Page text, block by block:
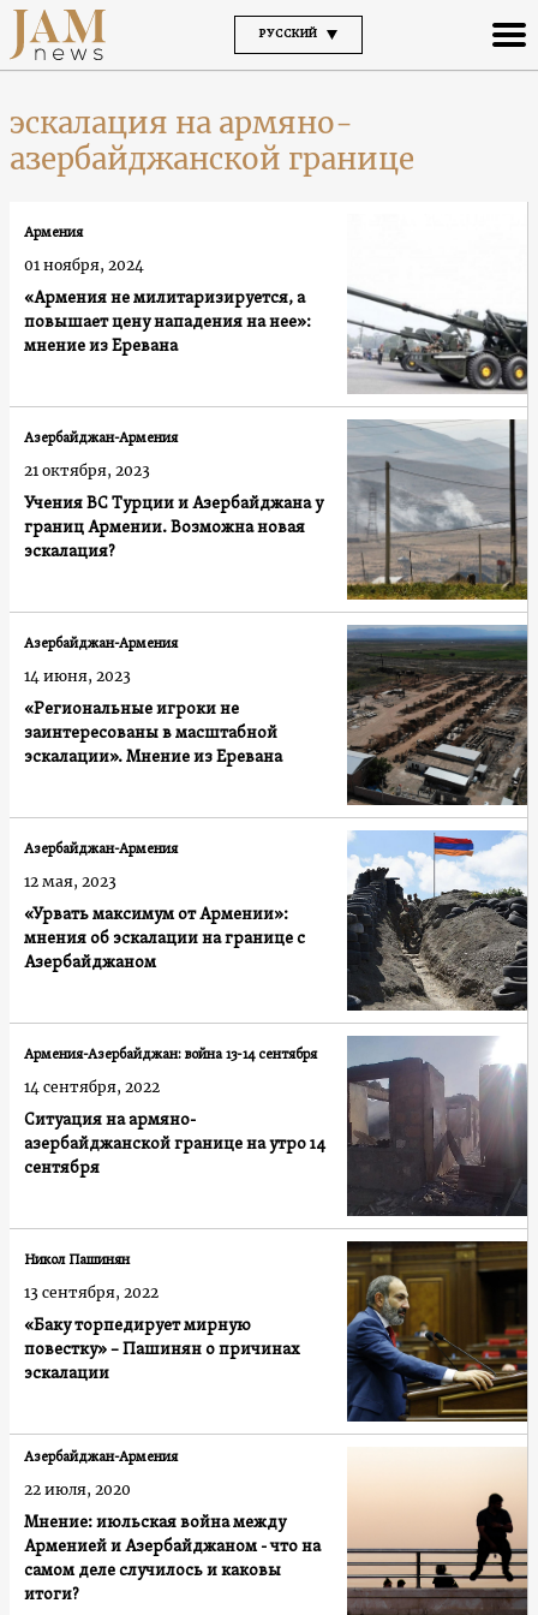
РУССКИЙ
эскалация на армяно-
азербайджанской границе
«Армения не милитаризируется, а
повышает цену нападения на нее»:
мнение из Еревана
Армения
01 ноября, 2024
Учения ВС Турции и Азербайджана у
границ Армении. Возможна новая
эскалация?
Азербайджан-Армения
21 октября, 2023
«Региональные игроки не
заинтересованы в масштабной
эскалации». Мнение из Еревана
Азербайджан-Армения
14 июня, 2023
«Урвать максимум от Армении»:
мнения об эскалации на границе с
Азербайджаном
Азербайджан-Армения
12 мая, 2023
Ситуация на армяно-
азербайджанской границе на утро 14
сентября
Армения-Азербайджан: война 13-14 сентября
14 сентября, 2022
«Баку торпедирует мирную
повестку» – Пашинян о причинах
эскалации
Никол Пашинян
13 сентября, 2022
Мнение: июльская война между
Арменией и Азербайджаном - что на
самом деле случилось и каковы
итоги?
Азербайджан-Армения
22 июля, 2020